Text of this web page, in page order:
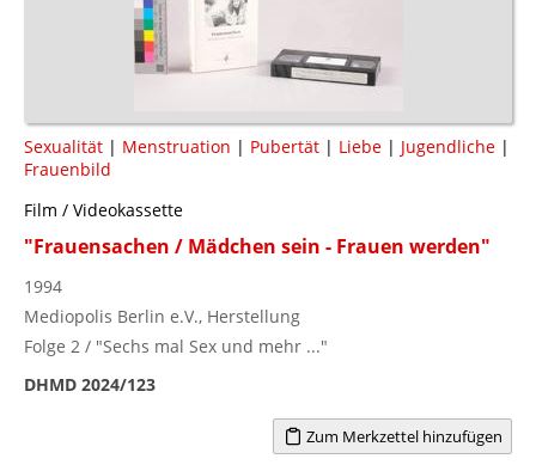
Sexualität | Menstruation | Pubertät | Liebe | Jugendliche |
Frauenbild
Film / Videokassette
"Frauensachen / Mädchen sein - Frauen werden"
1994
Mediopolis Berlin e.V., Herstellung
Folge 2 / "Sechs mal Sex und mehr ..."
DHMD 2024/123
Zum Merkzettel hinzufügen